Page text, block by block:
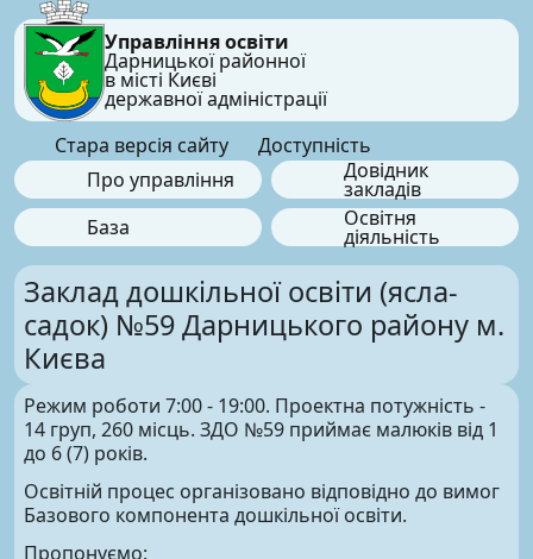
Управління освіти
Дарницької районної
в місті Києві
державної адміністрації
Стара версія сайту
Доступність
Про управління
Довідник
закладів
База
Освітня
діяльність
Заклад дошкільної освіти (ясла-
садок) №59 Дарницького району м.
Києва
Режим роботи 7:00 - 19:00. Проектна потужність -
14 груп, 260 місць. ЗДО №59 приймає малюків від 1
до 6 (7) років.
Освітній процес організовано відповідно до вимог
Базового компонента дошкільної освіти.
Пропонуємо: